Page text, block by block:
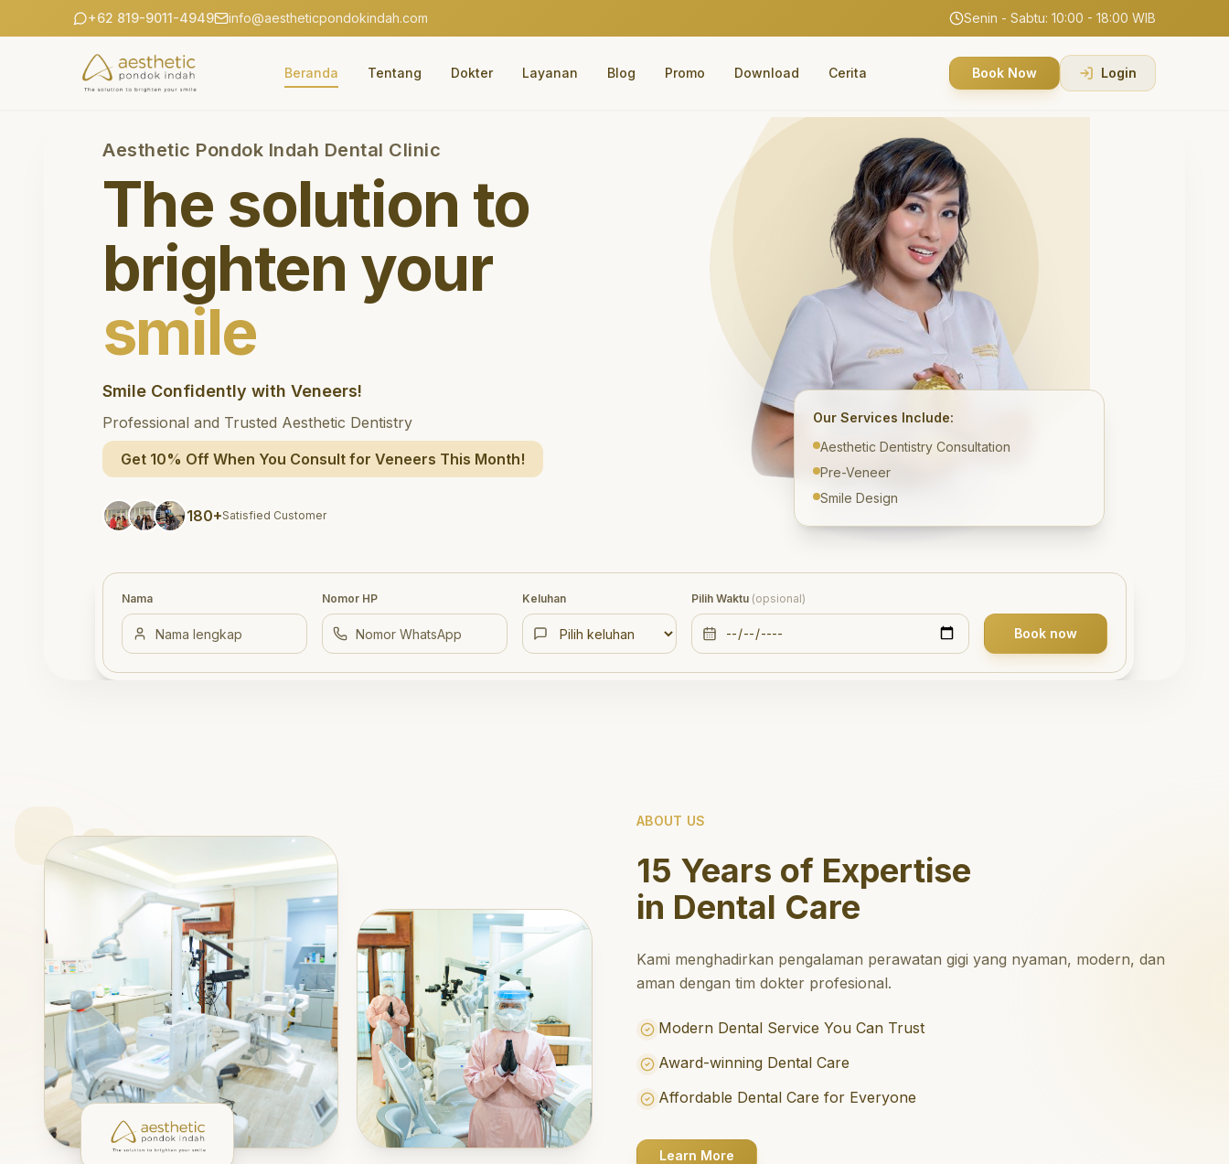
+62 819-9011-4949 info@aestheticpondokindah.com Senin - Sabtu: 10:00 - 18:00 WIB
Beranda Tentang Dokter Layanan Blog Promo Download Cerita Book Now Login
Aesthetic Pondok Indah Dental Clinic
The solution to
brighten your
smile
Smile Confidently with Veneers!
Professional and Trusted Aesthetic Dentistry
Get 10% Off When You Consult for Veneers This Month!
180+Satisfied Customer
Our Services Include:
Aesthetic Dentistry Consultation
Pre-Veneer
Smile Design
Nama Nomor HP Keluhan Pilih Waktu (opsional)
Book now
ABOUT US
15 Years of Expertise
in Dental Care
Kami menghadirkan pengalaman perawatan gigi yang nyaman, modern, dan
aman dengan tim dokter profesional.
Modern Dental Service You Can Trust
Award-winning Dental Care
Affordable Dental Care for Everyone
Learn More